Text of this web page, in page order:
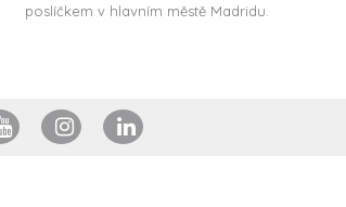
poslíčkem v hlavním městě Madridu.